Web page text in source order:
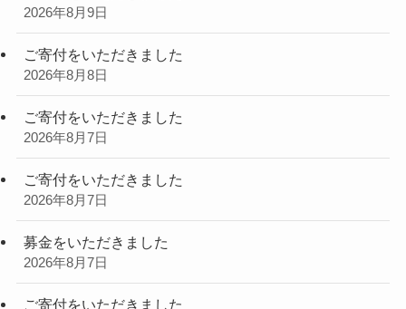
2026年8月9日
ご寄付をいただきました
2026年8月8日
ご寄付をいただきました
2026年8月7日
ご寄付をいただきました
2026年8月7日
募金をいただきました
2026年8月7日
ご寄付をいただきました